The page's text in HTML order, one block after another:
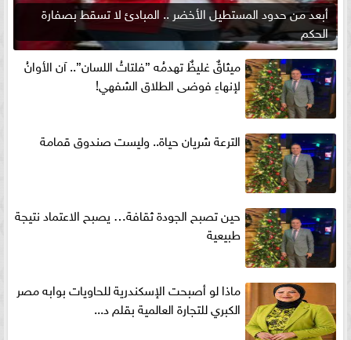
أبعد من حدود المستطيل الأخضر .. المبادئ لا تسقط بصفارة
الحكم
ميثاقٌ غليظٌ تهدمُه ”فلتاتُ اللسان”.. آن الأوانُ
لإنهاءِ فوضى الطلاق الشفهي!
الترعة شريان حياة.. وليست صندوق قمامة
حين تصبح الجودة ثقافة… يصبح الاعتماد نتيجة
طبيعية
ماذا لو أصبحت الإسكندرية للحاويات بوابه مصر
الكبري للتجارة العالمية بقلم د...